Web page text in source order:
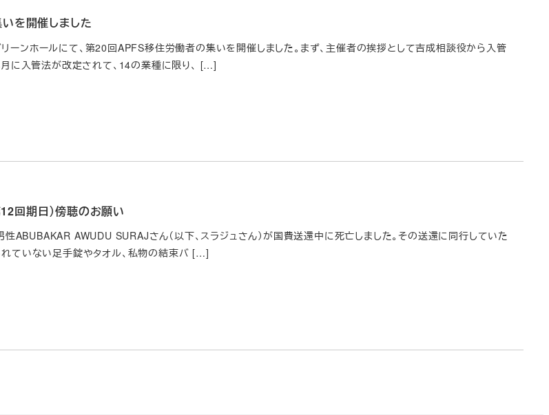
を開催しました
ンホールにて、第20回APFS移住労働者の集いを開催しました。まず、主催者の挨拶として吉成相談役から入管
に入管法が改定されて、14の業種に限り、 […]
回期日）傍聴のお願い
性ABUBAKAR AWUDU SURAJさん（以下、スラジュさん）が国費送還中に死亡しました。その送還に同行していた
ていない足手錠やタオル、私物の結束バ […]